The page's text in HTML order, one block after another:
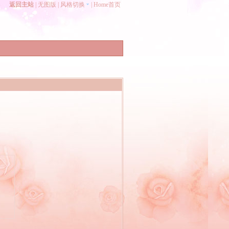
返回主站 无图版 风格切换 Home首页